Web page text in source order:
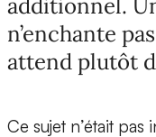
additionnel.
n’enchante
attend plutôt
Ce sujet n’était pas